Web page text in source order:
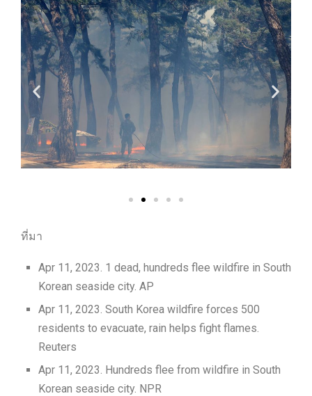
ที่มา
Apr 11, 2023. 1 dead, hundreds flee wildfire in South
Korean seaside city. AP
Apr 11, 2023. South Korea wildfire forces 500
residents to evacuate, rain helps fight flames.
Reuters
Apr 11, 2023. Hundreds flee from wildfire in South
Korean seaside city. NPR